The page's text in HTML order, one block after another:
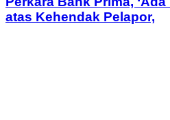
atas Kehendak Pelapor,